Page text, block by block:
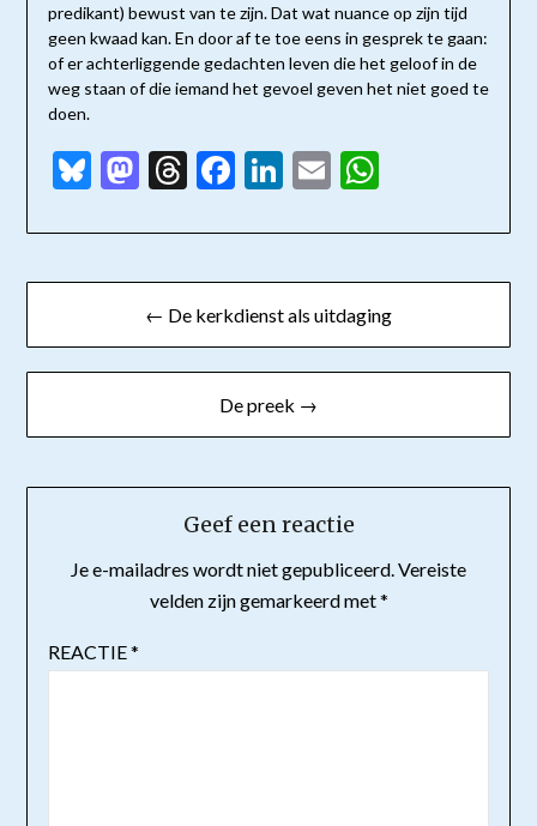
predikant) bewust van te zijn. Dat wat nuance op zijn tijd
geen kwaad kan. En door af te toe eens in gesprek te gaan:
of er achterliggende gedachten leven die het geloof in de
weg staan of die iemand het gevoel geven het niet goed te
doen.
Bluesky
Mastodon
Threads
Facebook
LinkedIn
Email
Bericht
navigatie
← De kerkdienst als uitdaging
De preek →
Geef een reactie
Je e-mailadres wordt niet gepubliceerd.Vereiste
velden zijn gemarkeerd met*
REACTIE*